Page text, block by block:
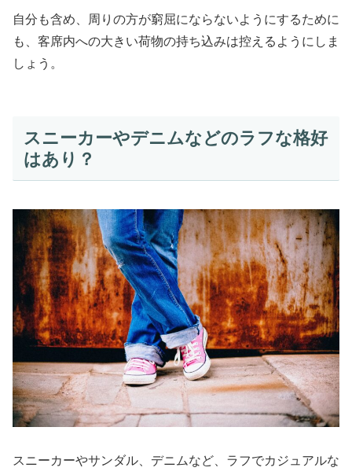
自分も含め、周りの方が窮屈にならないようにするために
も、客席内への大きい荷物の持ち込みは控えるようにしま
しょう。
スニーカーやデニムなどのラフな格好
はあり？
スニーカーやサンダル、デニムなど、ラフでカジュアルな